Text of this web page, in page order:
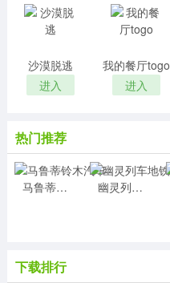
沙漠脱逃
进入
我的餐厅togo
进入
热门推荐
马鲁蒂铃木汽车 幽灵列车地铁模拟器
下载排行